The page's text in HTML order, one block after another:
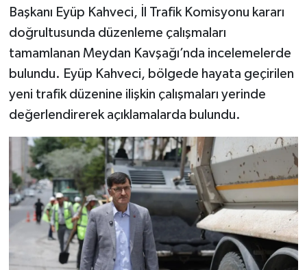
Başkanı Eyüp Kahveci, İl Trafik Komisyonu kararı
doğrultusunda düzenleme çalışmaları
tamamlanan Meydan Kavşağı’nda incelemelerde
bulundu. Eyüp Kahveci, bölgede hayata geçirilen
yeni trafik düzenine ilişkin çalışmaları yerinde
değerlendirerek açıklamalarda bulundu.